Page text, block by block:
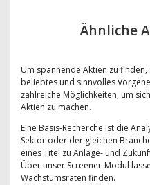
Ähnliche
Um spannende Aktien zu
beliebtes und sinnvolles
zahlreiche Möglichkeiten, um
Aktien zu machen.
Eine Basis-Recherche ist die
Sektor oder der gleichen
eines Titel zu Anlage- und
Über unser Screener-Modul
Wachstumsraten finden.